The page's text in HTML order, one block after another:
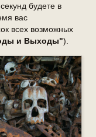
будете в
вас
всех возможных
и Выходы").